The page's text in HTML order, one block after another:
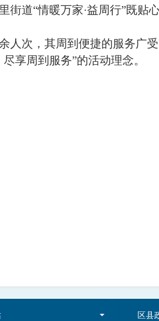
街道“情暖万家·益周行”既贴
人次，其周到便捷的服务广
尽享周到服务”的活动理念。
区县